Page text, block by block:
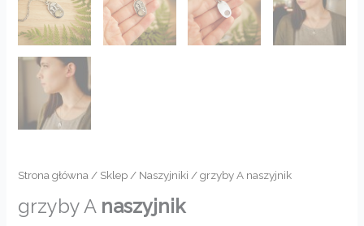
Strona główna / Sklep / Naszyjniki / grzyby A naszyjnik
grzyby A naszyjnik